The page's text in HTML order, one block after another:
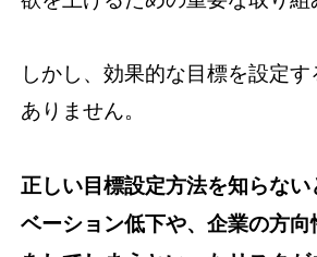
しかし、効果的な目標を設定
ありません。
正しい目標設定方法を知らな
ベーション低下や、企業の方向